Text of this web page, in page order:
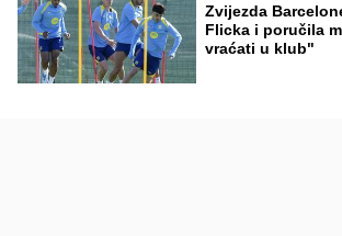
Zvijezda
Flicka i poručila
vraćati u klub"